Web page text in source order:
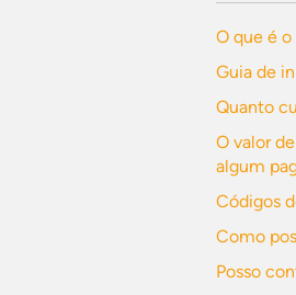
O que é
Guia de
Quanto
O valor
algum
Códigos
Como
Posso